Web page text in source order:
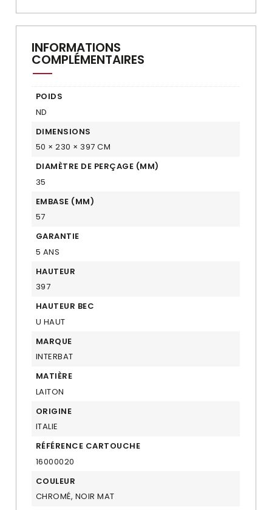
INFORMATIONS
COMPLÉMENTAIRES
POIDS
ND
DIMENSIONS
50 × 230 × 397 CM
DIAMÈTRE DE PERÇAGE (MM)
35
EMBASE (MM)
57
GARANTIE
5 ANS
HAUTEUR
397
HAUTEUR BEC
U HAUT
MARQUE
INTERBAT
MATIÈRE
LAITON
ORIGINE
ITALIE
RÉFÉRENCE CARTOUCHE
16000020
COULEUR
CHROMÉ, NOIR MAT